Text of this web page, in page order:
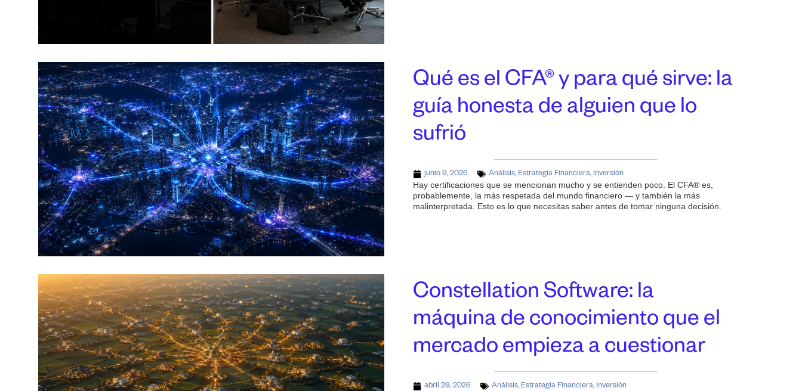
Qué es el CFA® y para qué sirve: la
guía honesta de alguien que lo
sufrió
junio 9, 2026 Análisis, Estrategia Financiera, Inversión
Hay certificaciones que se mencionan mucho y se entienden poco. El CFA® es,
probablemente, la más respetada del mundo financiero — y también la más
malinterpretada. Esto es lo que necesitas saber antes de tomar ninguna decisión.
Constellation Software: la
máquina de conocimiento que el
mercado empieza a cuestionar
abril 29, 2026 Análisis, Estrategia Financiera, Inversión